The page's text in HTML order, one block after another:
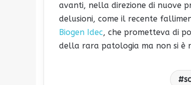
avanti, nella direzione di nuove
delusioni, come il recente
Biogen Idec, che prometteva di
della rara patologia ma non si è